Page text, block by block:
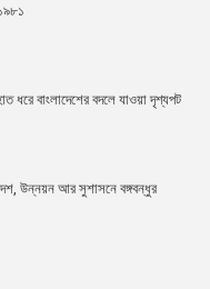
ধরে বাংলাদেশের বদলে যাওয়া দৃশ্যপট
উন্নয়ন আর সুশাসনে বঙ্গবন্ধুর